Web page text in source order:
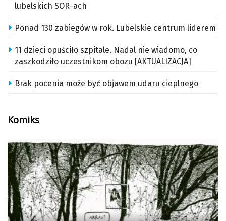
lubelskich SOR-ach
Ponad 130 zabiegów w rok. Lubelskie centrum liderem
11 dzieci opuściło szpitale. Nadal nie wiadomo, co
zaszkodziło uczestnikom obozu [AKTUALIZACJA]
Brak pocenia może być objawem udaru cieplnego
Komiks